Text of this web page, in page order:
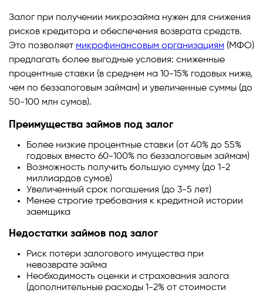
Залог при получении микрозайма нужен для снижения
рисков кредитора и обеспечения возврата средств.
Это позволяет микрофинансовым организациям (МФО)
предлагать более выгодные условия: сниженные
процентные ставки (в среднем на 10-15% годовых ниже,
чем по беззалоговым займам) и увеличенные суммы (до
50-100 млн сумов).
Преимущества займов под залог
Более низкие процентные ставки (от 40% до 55%
годовых вместо 60-100% по беззалоговым займам)
Возможность получить большую сумму (до 1-2
миллиардов сумов)
Увеличенный срок погашения (до 3-5 лет)
Менее строгие требования к кредитной истории
заемщика
Недостатки займов под залог
Риск потери залогового имущества при
невозврате займа
Необходимость оценки и страхования залога
(дополнительные расходы 1-2% от стоимости